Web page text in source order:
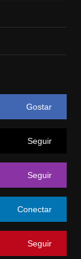
Gostar
Seguir
Seguir
Conectar
Seguir